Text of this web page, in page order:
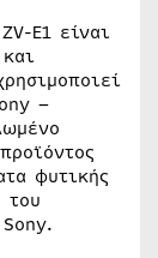
E1 είναι
–
φυτικής
του